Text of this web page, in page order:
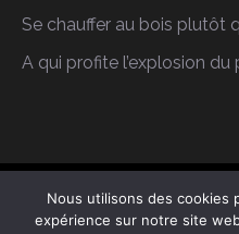
Se chauffer au bois plutôt
A qui profite l’explosion du
Copyright © 2026 AP
Nous utilisons des cookies
expérience sur notre site